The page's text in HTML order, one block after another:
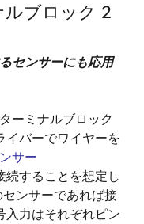
ルブロック 2
センサーにも応用
ーミナルブロック
イバーでワイヤーを
サー
続することを想定し
ンサーであれば接
入力はそれぞれピン